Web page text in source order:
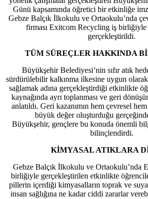
Günü kapsamında öğretici bir etkinliğe
Gebze Balçık İlkokulu ve Ortaokulu’nda
firması Exitcom Recycling iş
gerçekleştirildi.
TÜM SÜREÇLER HAKKINDA
Büyükşehir Belediyesi’nin sıfır atık
sürdürülebilir kalkınma ilkesine uygun olarak
sağlamak adına gerçekleştirdiği etkinlikte
kaynağında ayrı toplanması ve geri
anlatıldı. Geri kazanımın hem çevresel
büyük değer oluşturduğu
Büyükşehir, gençlere bu konuda önemli
bilinçlendirdi.
KİMYASAL ATIKLARA
Gebze Balçık İlkokulu ve Ortaokulu’nda
birliğiyle gerçekleştirilen etkinlikte
pillerin içerdiği kimyasalların toprak ve
insan sağlığına ne kadar ciddi zararlar